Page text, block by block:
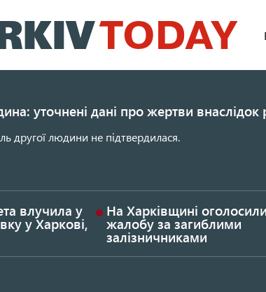
до
основного
уточнені дані про жертви
другої людини не підтвердилася.
влучила у
у Харкові,
На Харківщині оголосили
жалобу за загиблими
залізничниками